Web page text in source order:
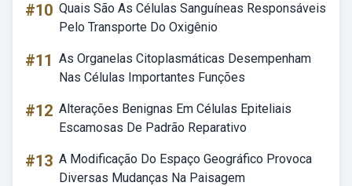
#10 Quais São As Células Sanguíneas Responsáveis
Pelo Transporte Do Oxigênio
#11 As Organelas Citoplasmáticas Desempenham
Nas Células Importantes Funções
#12 Alterações Benignas Em Células Epiteliais
Escamosas De Padrão Reparativo
#13 A Modificação Do Espaço Geográfico Provoca
Diversas Mudanças Na Paisagem